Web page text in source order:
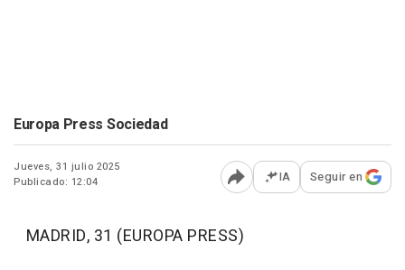
Europa Press Sociedad
Jueves, 31 julio 2025
Publicado: 12:04
Abrir opciones para
IA Seguir en
MADRID, 31 (EUROPA PRESS)